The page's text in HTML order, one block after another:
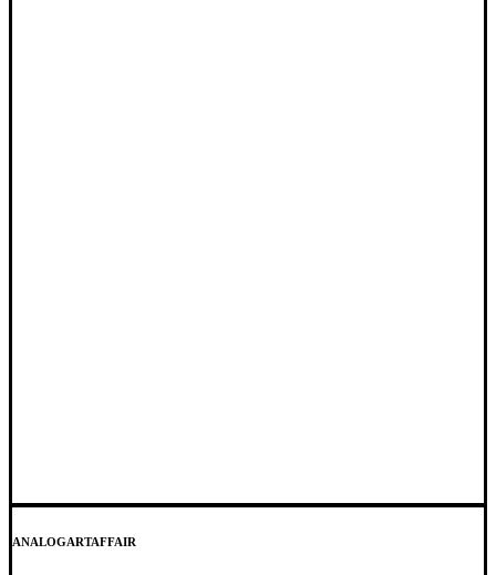
ANALOGARTAFFAIR